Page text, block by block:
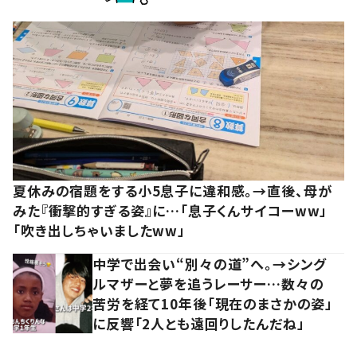
夏休みの宿題をする小5息子に違和感。→直後、母が
みた『衝撃的すぎる姿』に…「息子くんサイコーww」
「吹き出しちゃいましたww」
中学で出会い“別々の道”へ。→シング
ルマザーと夢を追うレーサー…数々の
苦労を経て10年後「現在のまさかの姿」
に反響「2人とも遠回りしたんだね」